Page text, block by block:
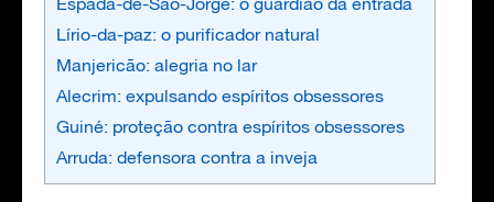
Lírio-da-paz: o purificador natural
Manjericão: alegria no lar
Alecrim: expulsando espíritos obsessores
Guiné: proteção contra espíritos obsessores
Arruda: defensora contra a inveja